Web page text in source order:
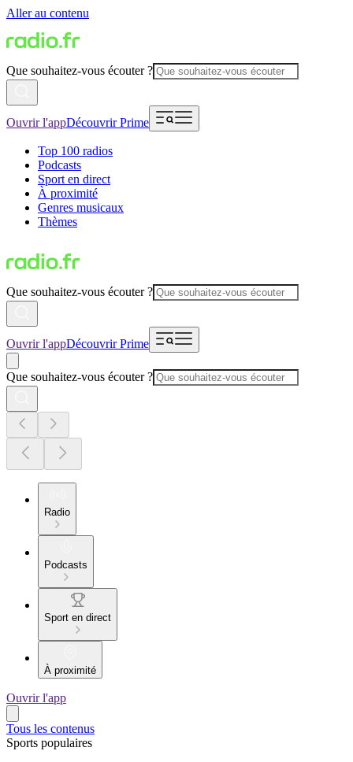
Aller au contenu
Que souhaitez-vous écouter ?
Ouvrir l'appDécouvrir Prime
Top 100 radios
Podcasts
Sport en direct
À proximité
Genres musicaux
Thèmes
Que souhaitez-vous écouter ?
Ouvrir l'appDécouvrir Prime
Que souhaitez-vous écouter ?
Radio
Podcasts
Sport en direct
À proximité
Ouvrir l'app
Tous les contenus
Sports populaires